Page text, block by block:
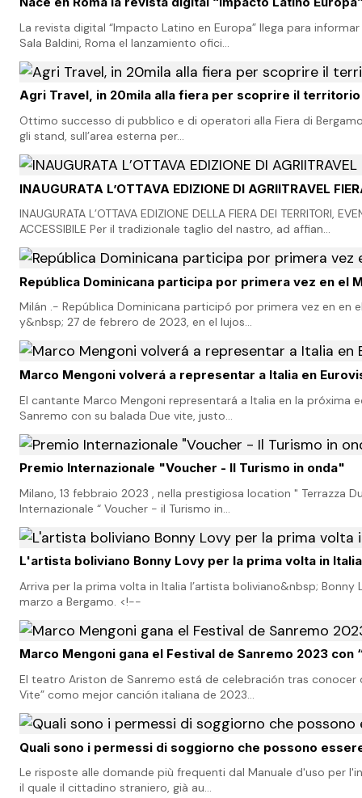
La revista digital “Impacto Latino en Europa” llega para
Sala Baldini, Roma el lanzamiento ofici…
Agri Travel, in 20mila alla fiera per scoprire il
Ottimo successo di pubblico e di operatori alla Fiera di
gli stand, sull’area esterna per…
INAUGURATA L’OTTAVA EDIZIONE DI AGRIITRAVEL
INAUGURATA L’OTTAVA EDIZIONE DELLA FIERA DEI TERRITORI,
ACCESSIBILE Per il tradizionale taglio del nastro, ad affian…
República Dominicana participa por primera vez en el
Milán .- República Dominicana participó por primera vez en en
y&nbsp; 27 de febrero de 2023, en el lujos…
Marco Mengoni volverá a representar a Italia en
El cantante Marco Mengoni representará a Italia en la próxima
Sanremo con su balada Due vite, justo…
Premio Internazionale "Voucher - Il Turismo in onda"
Milano, 13 febbraio 2023 , nella prestigiosa location " Terrazza
Internazionale “ Voucher - il Turismo in…
L'artista boliviano Bonny Lovy per la prima volta in
Arriva per la prima volta in Italia l’artista boliviano&nbsp;
marzo a Bergamo. <!--
Marco Mengoni gana el Festival de Sanremo 2023 con
El teatro Ariston de Sanremo está de celebración tras conocer
Vite” como mejor canción italiana de 2023…
Quali sono i permessi di soggiorno che possono
Le risposte alle domande più frequenti dal Manuale d'uso per
il quale il cittadino straniero, già au…